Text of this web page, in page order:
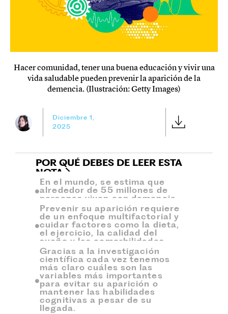
Hacer comunidad, tener una buena educación y vivir una
vida saludable pueden prevenir la aparición de la
demencia. (Ilustración: Getty Images)
Diciembre 1,
2025
POR QUÉ DEBES DE LEER ESTA
NOTA
En el mundo, se estima que
alrededor de 55 millones de
personas viven con demencia.
Prevenir su aparición requiere
de un enfoque multifactorial y
cuidar factores como la dieta,
el ejercicio, la calidad del
sueño y las comorbilidades.
Gracias a la investigación
científica cada vez tenemos
más claro cuáles son las
variables más importantes
para evitar su aparición o
mantener las habilidades
cognitivas a pesar de su
llegada.